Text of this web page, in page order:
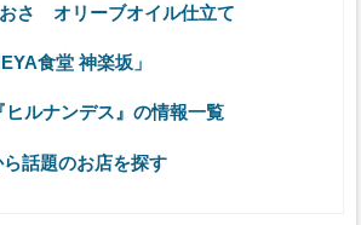
さ オリーブオイル仕立て
食堂 神楽坂」
ヒルナンデス』の情報一覧
話題のお店を探す